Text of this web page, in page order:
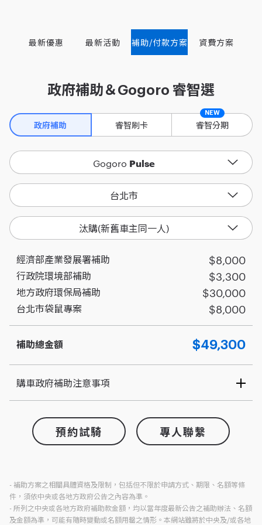
最新優惠 最新活動 補助/付款方案 資費方案
政府補助＆Gogoro 睿智選
政府補助 睿智刷卡
NEW
睿智分期
Gogoro Pulse
台北市
汰購(新舊車主同一人)
經濟部產業發展署補助 $8,000
行政院環境部補助 $3,300
地方政府環保局補助 $30,000
台北市袋鼠專案 $8,000
補助總金額 $49,300
購車政府補助注意事項
產業發展署補助期間內一人僅限補助一台
產業發展署補助限中華民國國民、持有中華民國永久居留證之外
汰舊車車輛於115年報廢回收
環保局汰購補助 - 發票開立日須在補助年度(115年)內
環保局汰購補助 - 新購車車主戶籍設籍於臺北市滿一年(含)以上
環保局汰購補助 - 汰舊車車籍須於114年12月31日前設籍於臺北市
預約試騎 專人聯繫
- 補助方案之相關具體資格及限制，包括但不限於申請方式、期限、名額等條
件，須依中央或各地方政府公告之內容為準。
- 所列之中央或各地方政府補助款金額，均以當年度最新公告之補助辦法、名額
及金額為準，可能有隨時變動或名額用罄之情形。本網站雖將於中央及/或各地